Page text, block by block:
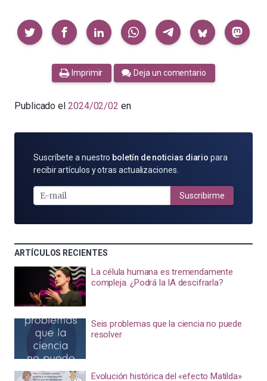
Compartir
Imprimir Deja un comentario
Publicado el 2024/02/02 en
SUSCRÍBETE
POR
MAIL
Suscríbete a nuestro boletín de noticias diario para
recibir artículos y otras actualizaciones.
Suscribirme
ARTÍCULOS RECIENTES
La célula humana es tremendamente
compleja. ¿Podrá la IA descifrarla?
Seis problemas que la ciencia no puede
resolver
Evolución histórica del «efecto Matilda»